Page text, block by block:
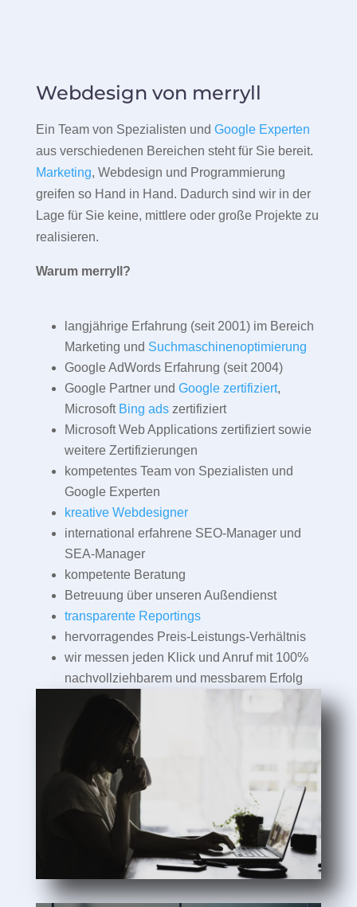
Webdesign von merryll
Ein Team von Spezialisten und Google Experten
aus verschiedenen Bereichen steht für Sie bereit.
Marketing, Webdesign und Programmierung
greifen so Hand in Hand. Dadurch sind wir in der
Lage für Sie keine, mittlere oder große Projekte zu
realisieren.
Warum merryll?
langjährige Erfahrung (seit 2001) im Bereich
Marketing und Suchmaschinenoptimierung
Google AdWords Erfahrung (seit 2004)
Google Partner und Google zertifiziert,
Microsoft Bing adszertifiziert
Microsoft Web Applications zertifiziert sowie
weitere Zertifizierungen
kompetentes Team von Spezialisten und
Google Experten
kreative Webdesigner
international erfahrene SEO-Manager und
SEA-Manager
kompetente Beratung
Betreuung über unseren Außendienst
transparente Reportings
hervorragendes Preis-Leistungs-Verhältnis
wir messen jeden Klick und Anruf mit 100%
nachvollziehbarem und messbarem Erfolg